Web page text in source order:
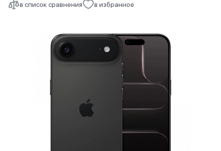
в список сравнения в избранное